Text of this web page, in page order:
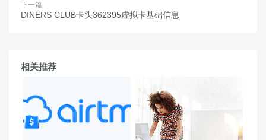
下一篇
DINERS CLUB卡头362395虚拟卡基础信息
相关推荐